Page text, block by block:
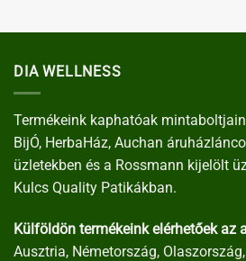
DIA WELLNESS
Termékeink kaphatóak
BijÓ, HerbaHáz, Auchan
üzletekben és a Rossmann kijelölt
Kulcs Quality Patikákban.
Külföldön termékeink elérhetőek az
Ausztria, Németország,